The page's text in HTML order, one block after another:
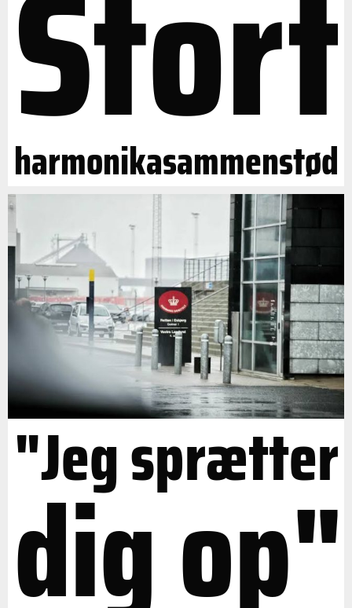
harmonikasammenstød
"Jeg sprætter
dig op"